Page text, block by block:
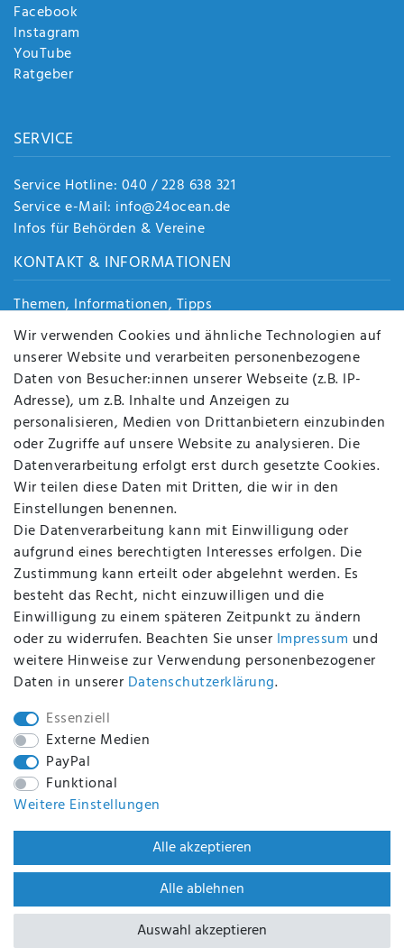
Facebook
Instagram
YouTube
Ratgeber
SERVICE
Service Hotline: 040 / 228 638 321
Service e-Mail: info@24ocean.de
Infos für Behörden & Vereine
KONTAKT & INFORMATIONEN
Themen, Informationen, Tipps
Jobs
Über uns
Kontakt
Datenschutz
AGB
FAQ
Batterieentsorgung
Altölverordnung
Impressum
BEQUEM UND SICHER BEZAHLEN MIT
BEI UNS SIND SIE SICHER!
WIR VERSENDEN MIT
WIR SIND ZERTIFIZIERT DURCH
Wir verwenden Cookies und ähnliche Technologien auf
unserer Website und verarbeiten personenbezogene
Daten von Besucher:innen unserer Webseite (z.B. IP-
Adresse), um z.B. Inhalte und Anzeigen zu
personalisieren, Medien von Drittanbietern einzubinden
oder Zugriffe auf unsere Website zu analysieren. Die
Datenverarbeitung erfolgt erst durch gesetzte Cookies.
Wir teilen diese Daten mit Dritten, die wir in den
Einstellungen benennen.
Die Datenverarbeitung kann mit Einwilligung oder
aufgrund eines berechtigten Interesses erfolgen. Die
Zustimmung kann erteilt oder abgelehnt werden. Es
besteht das Recht, nicht einzuwilligen und die
Einwilligung zu einem späteren Zeitpunkt zu ändern
oder zu widerrufen. Beachten Sie unser Impressum und
weitere Hinweise zur Verwendung personenbezogener
Daten in unserer Daten­schutz­erklärung.
Essenziell
Externe Medien
PayPal
Funktional
Weitere Einstellungen
Alle akzeptieren
Alle ablehnen
Auswahl akzeptieren